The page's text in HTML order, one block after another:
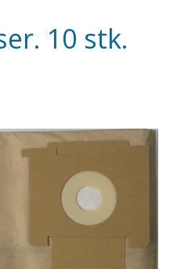
10 stk.